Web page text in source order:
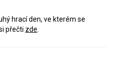
hrací den, ve kterém se
přečti zde